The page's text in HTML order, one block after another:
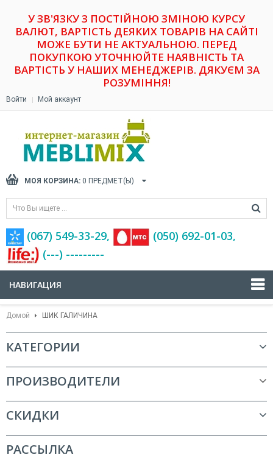
У ЗВ'ЯЗКУ З ПОСТІЙНОЮ ЗМІНОЮ КУРСУ
ВАЛЮТ, ВАРТІСТЬ ДЕЯКИХ ТОВАРІВ НА САЙТІ
МОЖЕ БУТИ НЕ АКТУАЛЬНОЮ. ПЕРЕД
ПОКУПКОЮ УТОЧНЮЙТЕ НАЯВНІСТЬ ТА
ВАРТІСТЬ У НАШИХ МЕНЕДЖЕРІВ. ДЯКУЄМ ЗА
РОЗУМІННЯ!
Войти Мой аккаунт
МОЯ КОРЗИНА: 0 ПРЕДМЕТ(Ы)
(067) 549-33-29,
(‎050) 692-01-03,
(---) ---------
НАВИГАЦИЯ
Домой ШИК ГАЛИЧИНА
КАТЕГОРИИ
ПРОИЗВОДИТЕЛИ
СКИДКИ
РАССЫЛКА